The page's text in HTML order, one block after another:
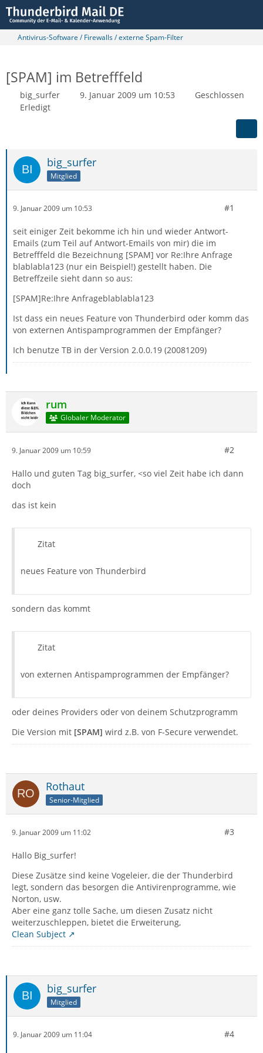
Antivirus-Software / Firewalls / externe Spam-Filter
[SPAM] im Betrefffeld
big_surfer 9. Januar 2009 um 10:53
Geschlossen
Erledigt
big_surfer
Mitglied
9. Januar 2009 um 10:53 #1
seit einiger Zeit bekomme ich hin und wieder Antwort-
Emails (zum Teil auf Antwort-Emails von mir) die im
Betrefffeld dIe Bezeichnung [SPAM] vor Re:Ihre Anfrage
blablabla123 (nur ein Beispiel!) gestellt haben. Die
Betreffzeile sieht dann so aus:
[SPAM]Re:Ihre Anfrageblablabla123
Ist dass ein neues Feature von Thunderbird oder komm das
von externen Antispamprogrammen der Empfänger?
Ich benutze TB in der Version 2.0.0.19 (20081209)
rum
Globaler Moderator
9. Januar 2009 um 10:59 #2
Hallo und guten Tag big_surfer, <so viel Zeit habe ich dann
doch
das ist kein
Zitat
neues Feature von Thunderbird
sondern das kommt
Zitat
von externen Antispamprogrammen der Empfänger?
oder deines Providers oder von deinem Schutzprogramm
Die Version mit [SPAM] wird z.B. von F-Secure verwendet.
Rothaut
Senior-Mitglied
9. Januar 2009 um 11:02 #3
Hallo Big_surfer!
Diese Zusätze sind keine Vogeleier, die der Thunderbird
legt, sondern das besorgen die Antivirenprogramme, wie
Norton, usw.
Aber eine ganz tolle Sache, um diesen Zusatz nicht
weiterzuschleppen, bietet die Erweiterung,
Clean Subject
big_surfer
Mitglied
9. Januar 2009 um 11:04 #4